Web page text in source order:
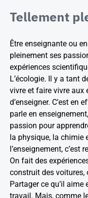
Tellement
Être enseignante ou
pleinement ses
expériences
L’écologie. Il y a tant
vivre et faire vivre aux
d’enseigner. C’est en
parle en
passion pour
la physique, la chimie
l’enseignement, c’est
On fait des
construit des voitures,
Partager ce qu’il aime
travail. Mais, comme